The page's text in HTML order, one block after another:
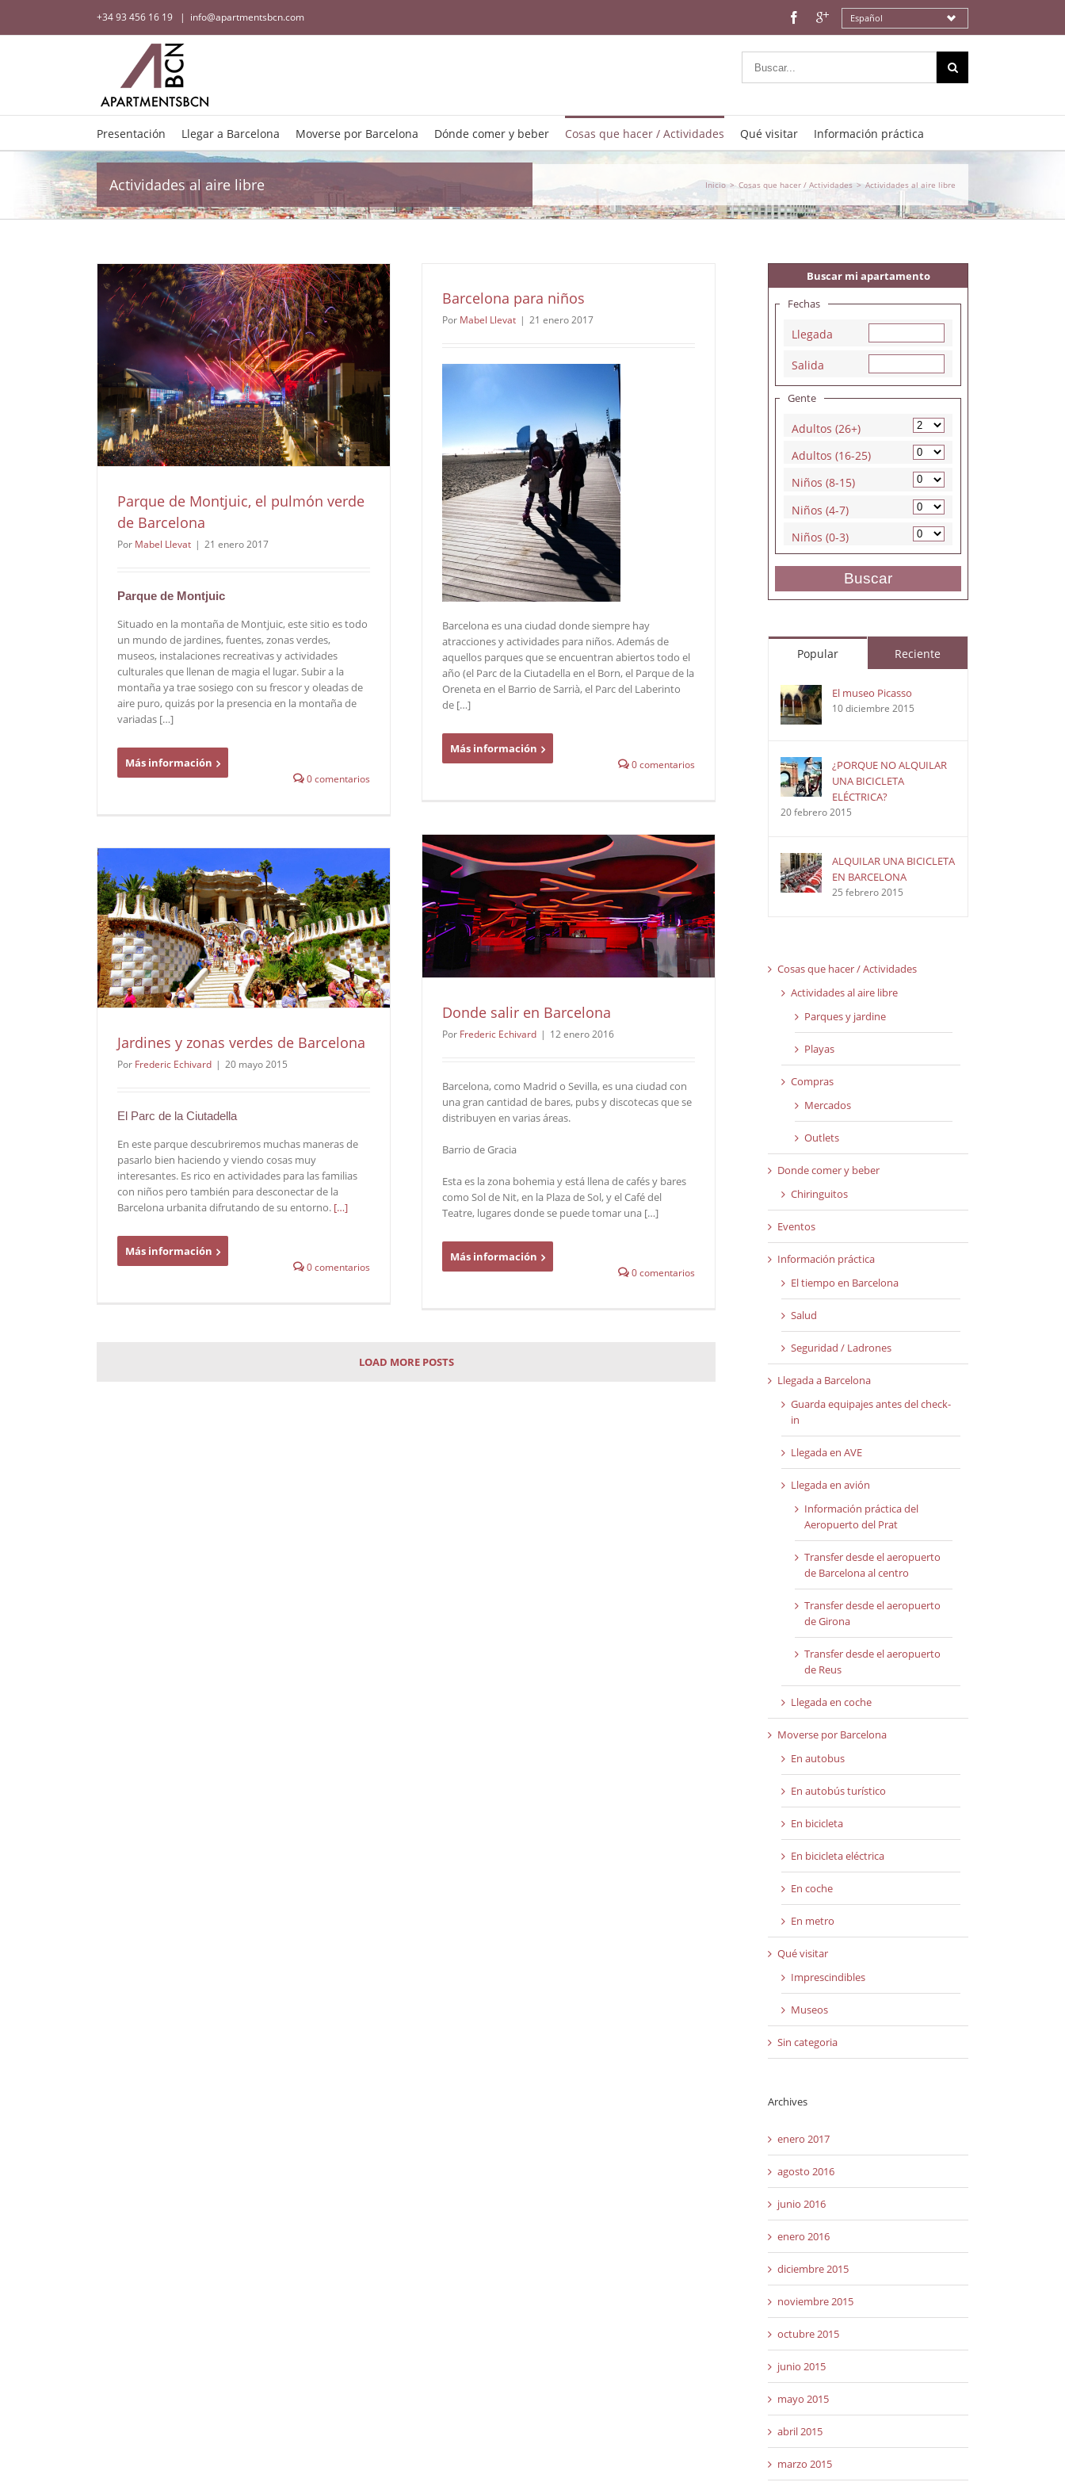
+34 93 456 16 19 | info@apartmentsbcn.com Español
Presentación Llegar a Barcelona Moverse por Barcelona Dónde comer y beber Cosas que hacer / Actividades Qué visitar Información práctica
Actividades al aire libre Inicio > Cosas que hacer / Actividades > Actividades al aire libre
Parque de Montjuic, el pulmón verde
de Barcelona
Por Mabel Llevat | 21 enero 2017
Parque de Montjuic
Situado en la montaña de Montjuic, este sitio es todo
un mundo de jardines, fuentes, zonas verdes,
museos, instalaciones recreativas y actividades
culturales que llenan de magia el lugar. Subir a la
montaña ya trae sosiego con su frescor y oleadas de
aire puro, quizás por la presencia en la montaña de
variadas […]
Más información
0 comentarios
Barcelona para niños
Por Mabel Llevat | 21 enero 2017
Barcelona es una ciudad donde siempre hay
atracciones y actividades para niños. Además de
aquellos parques que se encuentran abiertos todo el
año (el Parc de la Ciutadella en el Born, el Parque de la
Oreneta en el Barrio de Sarrià, el Parc del Laberinto
de […]
Más información
0 comentarios
Donde salir en Barcelona
Por Frederic Echivard | 12 enero 2016
Barcelona, ​​como Madrid o Sevilla, es una ciudad con
una gran cantidad de bares, pubs y discotecas que se
distribuyen en varias áreas.
Barrio de Gracia
Esta es la zona bohemia y está llena de cafés y bares
como Sol de Nit, en la Plaza de Sol, y el Café del
Teatre, lugares donde se puede tomar una […]
Más información
0 comentarios
Jardines y zonas verdes de Barcelona
Por Frederic Echivard | 20 mayo 2015
El Parc de la Ciutadella
En este parque descubriremos muchas maneras de
pasarlo bien haciendo y viendo cosas muy
interesantes. Es rico en actividades para las familias
con niños pero también para desconectar de la
Barcelona urbanita difrutando de su entorno. […]
Más información
0 comentarios
LOAD MORE POSTS
Buscar mi apartamento
Fechas
Llegada
Salida
Gente
Adultos (26+)
Adultos (16-25)
Niños (8-15)
Niños (4-7)
Niños (0-3)
Buscar
Popular Reciente
El museo Picasso
10 diciembre 2015
¿PORQUE NO ALQUILAR
UNA BICICLETA
ELÉCTRICA?
20 febrero 2015
ALQUILAR UNA BICICLETA
EN BARCELONA
25 febrero 2015
Cosas que hacer / Actividades
Actividades al aire libre
Parques y jardine
Playas
Compras
Mercados
Outlets
Donde comer y beber
Chiringuitos
Eventos
Información práctica
El tiempo en Barcelona
Salud
Seguridad / Ladrones
Llegada a Barcelona
Guarda equipajes antes del check-
in
Llegada en AVE
Llegada en avión
Información práctica del
Aeropuerto del Prat
Transfer desde el aeropuerto
de Barcelona al centro
Transfer desde el aeropuerto
de Girona
Transfer desde el aeropuerto
de Reus
Llegada en coche
Moverse por Barcelona
En autobus
En autobús turístico
En bicicleta
En bicicleta eléctrica
En coche
En metro
Qué visitar
Imprescindibles
Museos
Sin categoria
Archives
enero 2017
agosto 2016
junio 2016
enero 2016
diciembre 2015
noviembre 2015
octubre 2015
junio 2015
mayo 2015
abril 2015
marzo 2015